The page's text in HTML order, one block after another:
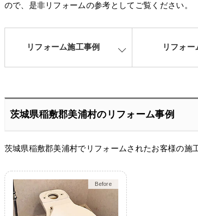
ので、是非リフォームの参考としてご覧ください。
リフォーム施工事例 リフォー
茨城県稲敷郡美浦村のリフォーム事例
茨城県稲敷郡美浦村でリフォームされたお客様の施
Before
After